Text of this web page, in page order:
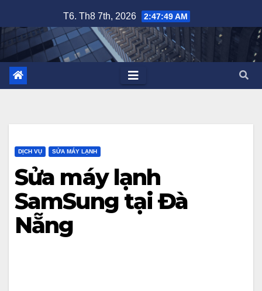
to
content
T6. Th8 7th, 2026 2:47:49 AM
DỊCH VỤ SỬA MÁY LẠNH
Sửa máy lạnh
SamSung tại Đà
Nẵng